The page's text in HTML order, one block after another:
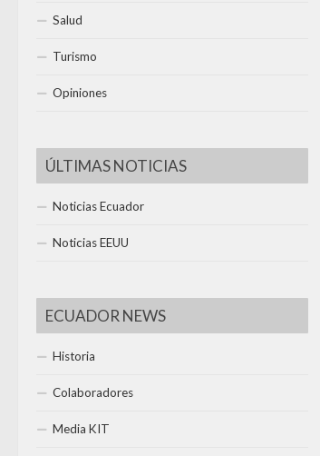
Salud
Turismo
Opiniones
ÚLTIMAS NOTICIAS
Noticias Ecuador
Noticias EEUU
ECUADOR NEWS
Historia
Colaboradores
Media KIT